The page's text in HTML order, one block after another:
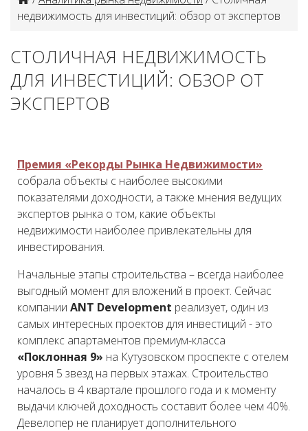
недвижимость для инвестиций: обзор от экспертов
СТОЛИЧНАЯ НЕДВИЖИМОСТЬ
ДЛЯ ИНВЕСТИЦИЙ: ОБЗОР ОТ
ЭКСПЕРТОВ
Премия «Рекорды Рынка Недвижимости»
собрала объекты с наиболее высокими
показателями доходности, а также мнения ведущих
экспертов рынка о том, какие объекты
недвижимости наиболее привлекательны для
инвестирования.
Начальные этапы строительства – всегда наиболее
выгодный момент для вложений в проект. Сейчас
компании ANT Development реализует, один из
самых интересных проектов для инвестиций - это
комплекс апартаментов премиум-класса
«Поклонная 9» на Кутузовском проспекте с отелем
уровня 5 звезд на первых этажах. Строительство
началось в 4 квартале прошлого года и к моменту
выдачи ключей доходность составит более чем 40%.
Девелопер не планирует дополнительного